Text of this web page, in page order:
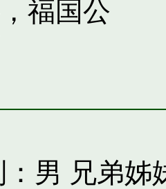
福国公
男 兄弟姊